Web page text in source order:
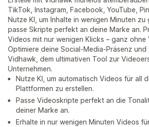
TikTok, Instagram, Facebook, YouTube,
Nutze KI, um Inhalte in wenigen Minuten
passe Skripte perfekt an deine Marke an.
Videos mit nur wenigen Klicks – ganz ohne
Optimiere deine Social-Media-Präsenz und
Vidhawk, dem ultimativen Tool zur
Unternehmen.
Nutze KI, um automatisch Videos für all
Plattformen zu erstellen.
Passe Videoskripte perfekt an die
deiner Marke an.
Erhalte in nur wenigen Minuten Videos